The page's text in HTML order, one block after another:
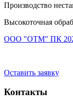
Производство
Высокоточная
ООО "ОТМ" ПК
Оставить заявку
Контакты